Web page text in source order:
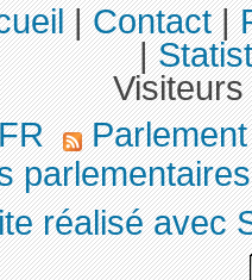
|Contact|
|
réalisé avec